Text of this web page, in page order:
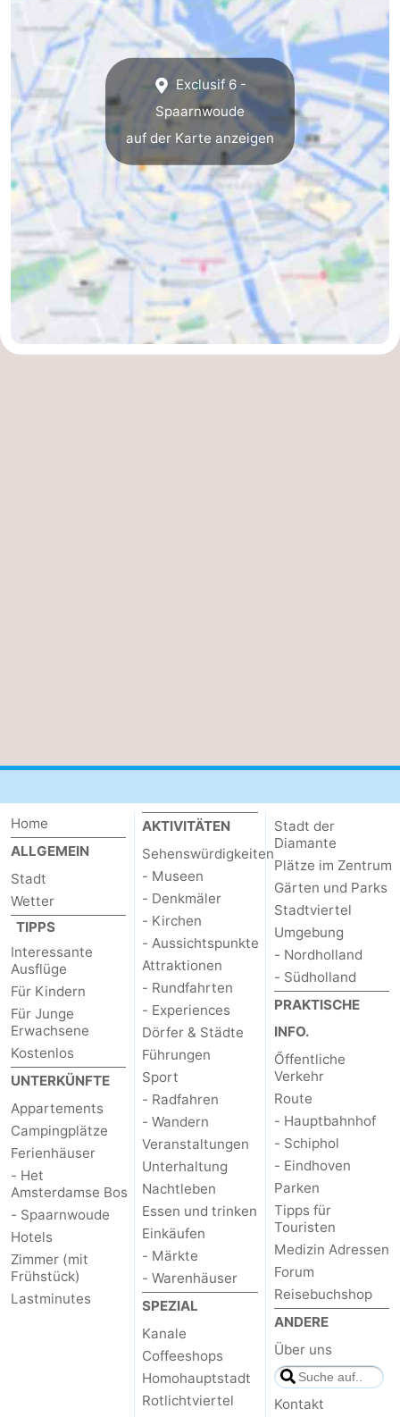
Exclusif 6 -
Spaarnwoude
auf der Karte anzeigen
Home
ALLGEMEIN
Stadt
Wetter
TIPPS
Interessante
Ausflüge
Für Kindern
Für Junge
Erwachsene
Kostenlos
UNTERKÜNFTE
Appartements
Campingplätze
Ferienhäuser
- Het
Amsterdamse Bos
- Spaarnwoude
Hotels
Zimmer (mit
Frühstück)
Lastminutes
AKTIVITÄTEN
Sehenswürdigkeiten
- Museen
- Denkmäler
- Kirchen
- Aussichtspunkte
Attraktionen
- Rundfahrten
- Experiences
Dörfer & Städte
Führungen
Sport
- Radfahren
- Wandern
Veranstaltungen
Unterhaltung
Nachtleben
Essen und trinken
Einkäufen
- Märkte
- Warenhäuser
SPEZIAL
Kanale
Coffeeshops
Homohauptstadt
Rotlichtviertel
Stadt der
Diamante
Plätze im Zentrum
Gärten und Parks
Stadtviertel
Umgebung
- Nordholland
- Südholland
PRAKTISCHE
INFO.
Őffentliche
Verkehr
Route
- Hauptbahnhof
- Schiphol
- Eindhoven
Parken
Tipps für
Touristen
Medizin Adressen
Forum
Reisebuchshop
ANDERE
Über uns
Kontakt